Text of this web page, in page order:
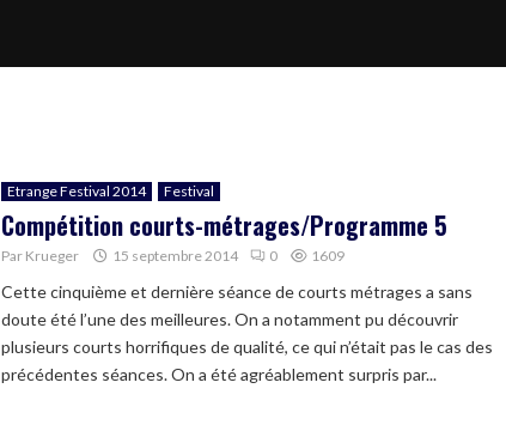
Etrange Festival 2014 Festival
Compétition courts-métrages/Programme 5
Par Krueger 15 septembre 2014 0 1609
Cette cinquième et dernière séance de courts métrages a sans
doute été l’une des meilleures. On a notamment pu découvrir
plusieurs courts horrifiques de qualité, ce qui n’était pas le cas des
précédentes séances. On a été agréablement surpris par...